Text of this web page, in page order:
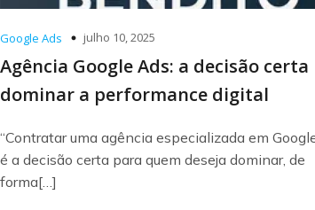
Google Ads julho 10, 2025
Agência Google Ads: a decisão
dominar a performance digital
“Contratar uma agência especializada em
é a decisão certa para quem deseja dominar, de
forma[…]